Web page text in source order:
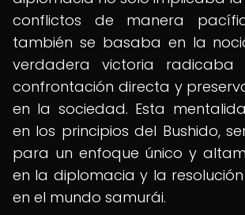
conflictos de manera
también se basaba en la
verdadera victoria
confrontación directa y
en la sociedad. Esta
en los principios del Bushido,
para un enfoque único y
en la diplomacia y la
en el mundo samurái.